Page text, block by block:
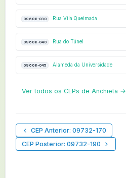
09606-030 Rua Vila Queimada
09606-040 Rua do Túnel
09606-045 Alameda da Universidade
Ver todos os CEPs de Anchieta →
CEP Anterior: 09732-170
CEP Posterior: 09732-190